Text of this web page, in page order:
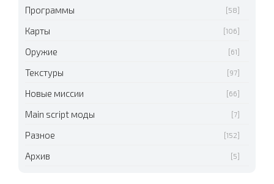
Программы [58]
Карты [106]
Оружие [61]
Текстуры [97]
Новые миссии [66]
Main script моды [7]
Разное [152]
Архив [5]